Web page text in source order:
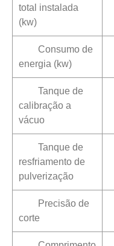
total instalada
(kw)
Consumo de
energia (kw)
Tanque de
calibração a
vácuo
Tanque de
resfriamento de
pulverização
Precisão de
corte